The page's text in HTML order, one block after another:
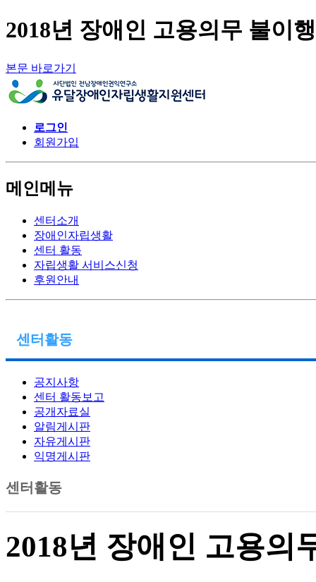
2018년 장애인 고용의무 불이
본문 바로가기
로그인
회원가입
메인메뉴
센터소개
장애인자립생활
센터 활동
자립생활 서비스신청
후원안내
센터활동
공지사항
센터 활동보고
공개자료실
알림게시판
자유게시판
익명게시판
센터활동
2018년 장애인 고용의